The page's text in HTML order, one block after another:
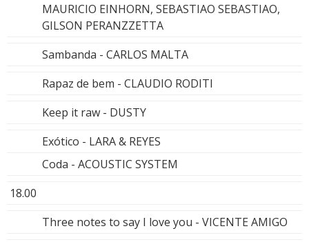
MAURICIO EINHORN, SEBASTIAO SEBASTIAO,
GILSON PERANZZETTA
Sambanda - CARLOS MALTA
Rapaz de bem - CLAUDIO RODITI
Keep it raw - DUSTY
Exótico - LARA & REYES
Coda - ACOUSTIC SYSTEM
18.00
Three notes to say I love you - VICENTE AMIGO